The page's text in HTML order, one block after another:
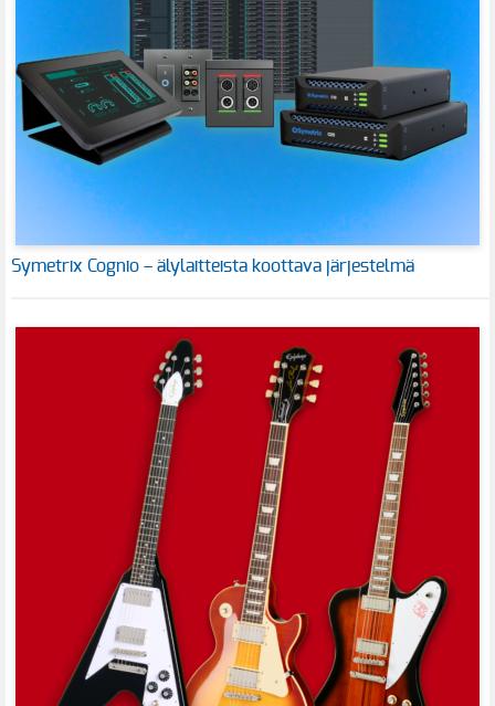
Symetrix Cognio – älylaitteista koottava järjestelmä